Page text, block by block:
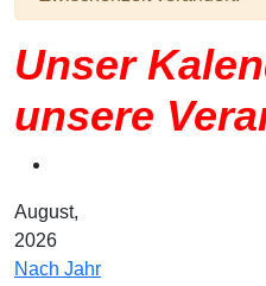
Unser
unsere
August,
2026
Nach Jahr